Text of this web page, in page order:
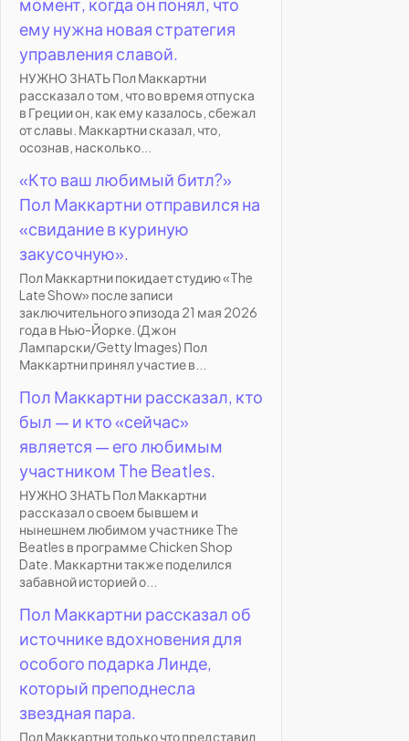
ему нужна новая стратегия
управления славой.
НУЖНО ЗНАТЬ Пол Маккартни
рассказал о том, что во время отпуска
в Греции он, как ему казалось, сбежал
от славы. Маккартни сказал, что,
осознав, насколько...
«Кто ваш любимый битл?»
Пол Маккартни отправился на
«свидание в куриную
закусочную».
Пол Маккартни покидает студию «The
Late Show» после записи
заключительного эпизода 21 мая 2026
года в Нью-Йорке. (Джон
Лампарски/Getty Images) Пол
Маккартни принял участие в...
Пол Маккартни рассказал, кто
был — и кто «сейчас»
является — его любимым
участником The Beatles.
НУЖНО ЗНАТЬ Пол Маккартни
рассказал о своем бывшем и
нынешнем любимом участнике The
Beatles в программе Chicken Shop
Date. Маккартни также поделился
забавной историей о...
Пол Маккартни рассказал об
источнике вдохновения для
особого подарка Линде,
который преподнесла
звездная пара.
Пол Маккартни только что представил